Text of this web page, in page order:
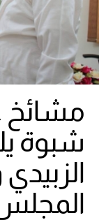
مشائخ
شبوة
المجلس